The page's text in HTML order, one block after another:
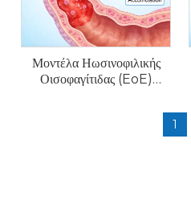
Μοντέλα Ηωσινοφιλικής
Οισοφαγίτιδας (EoE)
1